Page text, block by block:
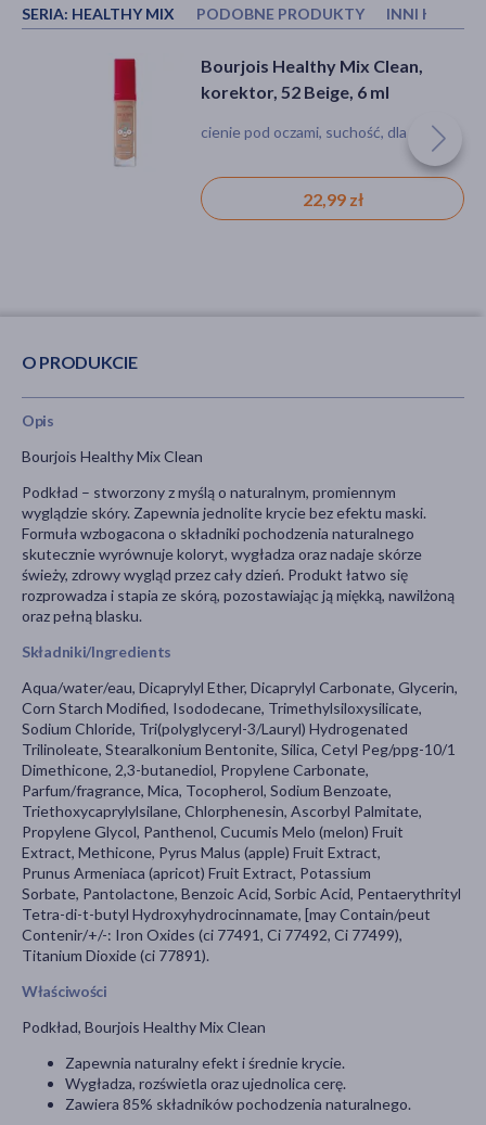
SERIA: HEALTHY MIX PODOBNE PRODUKTY INNI
Paese Get The Glow Look,
podkład rozświetlający, 1N Light
płyn, ochrona przeciwsłoneczna
29,49 zł
Bioderma Sensibio H2O, woda
micelarna do skóry wrażliwej,
płyn, podrażnienie, demakijaż
40,49 zł
Bourjois Healthy Mix Clean,
korektor, 52 Beige, 6 ml
cienie pod oczami, suchość, dla wegan
22,99 zł
O PRODUKCIE
Opis
Bourjois Healthy Mix Clean
Podkład – stworzony z myślą o naturalnym, promiennym
wyglądzie skóry. Zapewnia jednolite krycie bez efektu maski.
Formuła wzbogacona o składniki pochodzenia naturalnego
skutecznie wyrównuje koloryt, wygładza oraz nadaje skórze
świeży, zdrowy wygląd przez cały dzień. Produkt łatwo się
rozprowadza i stapia ze skórą, pozostawiając ją miękką, nawilżoną
oraz pełną blasku.
Składniki/Ingredients
Aqua/water/eau, Dicaprylyl Ether, Dicaprylyl Carbonate, Glycerin,
Corn Starch Modified, Isododecane, Trimethylsiloxysilicate,
Sodium Chloride, Tri(polyglyceryl-3/Lauryl) Hydrogenated
Trilinoleate, Stearalkonium Bentonite, Silica, Cetyl Peg/ppg-10/1
Dimethicone, 2,3-butanediol, Propylene Carbonate,
Parfum/fragrance, Mica, Tocopherol, Sodium Benzoate,
Triethoxycaprylylsilane, Chlorphenesin, Ascorbyl Palmitate,
Propylene Glycol, Panthenol, Cucumis Melo (melon) Fruit
Extract, Methicone, Pyrus Malus (apple) Fruit Extract,
Prunus Armeniaca (apricot) Fruit Extract, Potassium
Sorbate, Pantolactone, Benzoic Acid, Sorbic Acid, Pentaerythrityl
Tetra-di-t-butyl Hydroxyhydrocinnamate, [may Contain/peut
Contenir/+/-: Iron Oxides (ci 77491, Ci 77492, Ci 77499),
Titanium Dioxide (ci 77891).
Właściwości
Podkład, Bourjois Healthy Mix Clean
Zapewnia naturalny efekt i średnie krycie.
Wygładza, rozświetla oraz ujednolica cerę.
Zawiera 85% składników pochodzenia naturalnego.